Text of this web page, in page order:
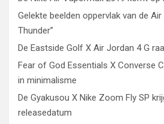
Gelekte beelden oppervlak van de Air
Thunder”
De Eastside Golf X Air Jordan 4 G
Fear of God Essentials X Converse
in minimalisme
De Gyakusou X Nike Zoom Fly SP
releasedatum